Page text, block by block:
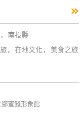
»
, 南投縣
旅, 在地文化, 美食之旅
蜜餞形象館